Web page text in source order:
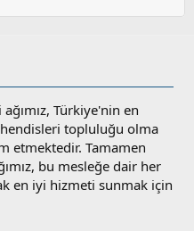
Türkiye'nin en
topluluğu olma
etmektedir. Tamamen
bu mesleğe dair her
en iyi hizmeti sunmak için